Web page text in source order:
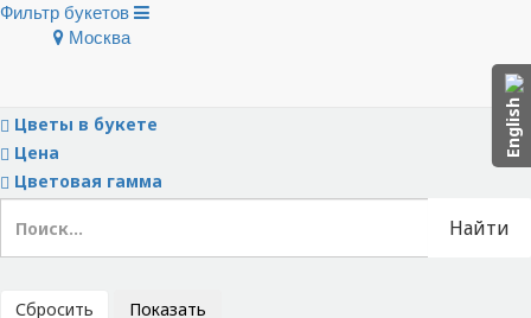
Фильтр букетов
Москва
Цветы в букете
Цена
Цветовая гамма
Найти
Сбросить Показать
English